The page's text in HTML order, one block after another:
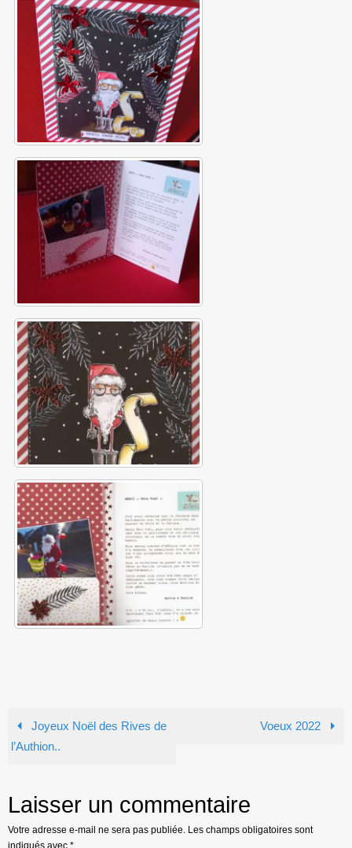
Joyeux Noël des Rives de
l’Authion..
Voeux 2022
Laisser un commentaire
Votre adresse e-mail ne sera pas publiée. Les champs obligatoires sont
indiqués avec *